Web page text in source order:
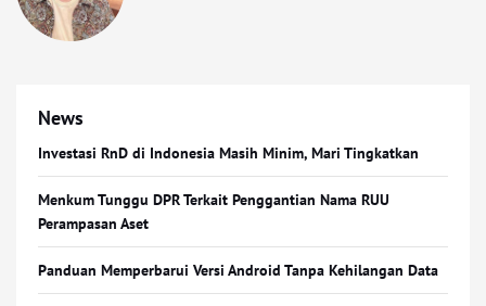
News
Investasi RnD di Indonesia Masih Minim, Mari Tingkatkan
Menkum Tunggu DPR Terkait Penggantian Nama RUU
Perampasan Aset
Panduan Memperbarui Versi Android Tanpa Kehilangan Data